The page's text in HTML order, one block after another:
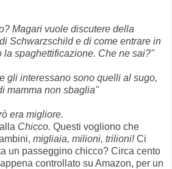
Magari vuole discutere della
Schwarzschild e di come entrare in
la spaghettificazione. Che ne sai?"
gli interessano sono quelli al sugo,
mamma non sbaglia"
era migliore.
Chicco. Questi vogliono che
migliaia, milioni, trilioni!Ci
un passeggino chicco? Circa cento
controllato su Amazon, per un